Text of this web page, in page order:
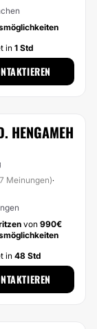
in1 Std
HENGAMEH
Meinungen)·
von 990€
in48 Std